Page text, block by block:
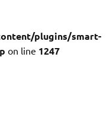
plugins/smart-
on line 1247